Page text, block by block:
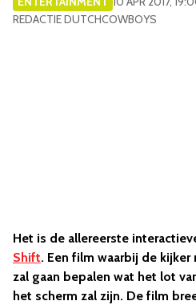
REDACTIE DUTCHCOWBOYS
Het is de allereerste
Shift. Een film waarbij de
zal gaan bepalen wat het lot
het scherm zal zijn. De film